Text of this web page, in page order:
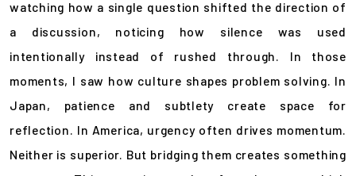
watching how a single question shifted the direction of
a discussion, noticing how silence was used
intentionally instead of rushed through. In those
moments, I saw how culture shapes problem solving. In
Japan, patience and subtlety create space for
reflection. In America, urgency often drives momentum.
Neither is superior. But bridging them creates something